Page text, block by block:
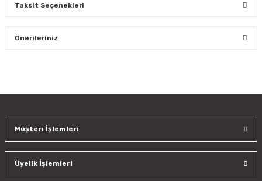
Taksit Seçenekleri
Önerileriniz
Ürün resmi kalitesiz, bozuk veya görüntülenemiyor.
Ürün bilgilerinde hatalar bulunuyor.
Müşteri İşlemleri
Üyelik İşlemleri